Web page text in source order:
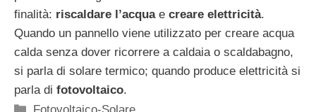
finalità: riscaldare l’acquae creare elettricità.
Quando un pannello viene utilizzato per creare acqua
calda senza dover ricorrere a caldaia o scaldabagno,
si parla di solare termico; quando produce elettricità si
parla di fotovoltaico.
Categorie